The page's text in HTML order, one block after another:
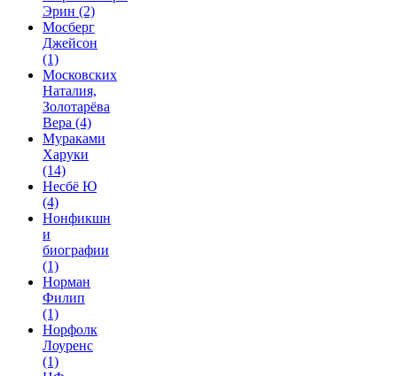
Эрин (2)
Мосберг
Джейсон
(1)
Московских
Наталия,
Золотарёва
Вера (4)
Мураками
Харуки
(14)
Несбё Ю
(4)
Нонфикшн
и
биографии
(1)
Норман
Филип
(1)
Норфолк
Лоуренс
(1)